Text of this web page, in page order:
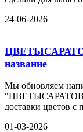
24-06-2026
название
Мы обновляем
доставки цветов
01-03-2026